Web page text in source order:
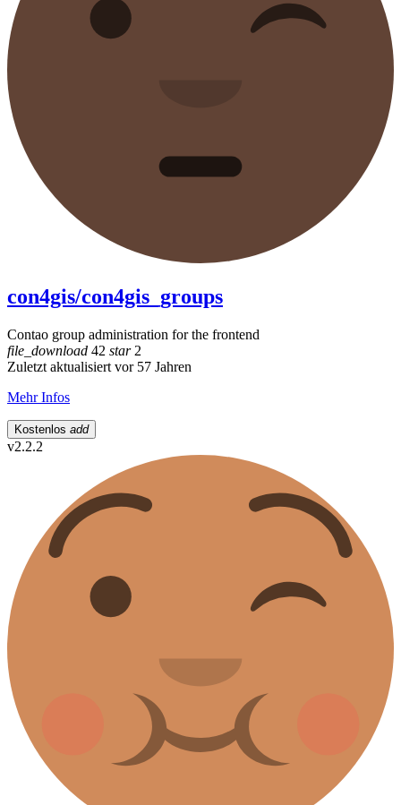
con4gis/con4gis_groups
Contao group administration for the frontend
file_download 42 star2
Zuletzt aktualisiert vor 57 Jahren
Mehr Infos
Kostenlos add
v2.2.2